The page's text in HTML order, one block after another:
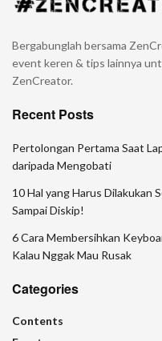
Bergabunglah bersama
event keren & tips lainnya
ZenCreator.
Recent Posts
Pertolongan Pertama Saat
daripada Mengobati
10 Hal yang Harus Dilakukan
Sampai Diskip!
6 Cara Membersihkan
Kalau Nggak Mau Rusak
Categories
Contents